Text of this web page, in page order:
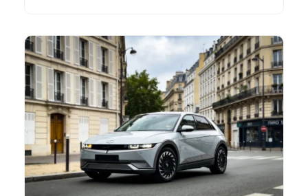
conduite tout en garantissant une sécurité
renforcée.